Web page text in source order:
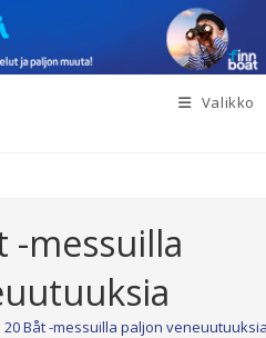
Valikko
-messuilla
20 Båt -messuilla paljon